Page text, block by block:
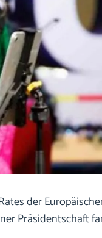
der
Präsidentschaft